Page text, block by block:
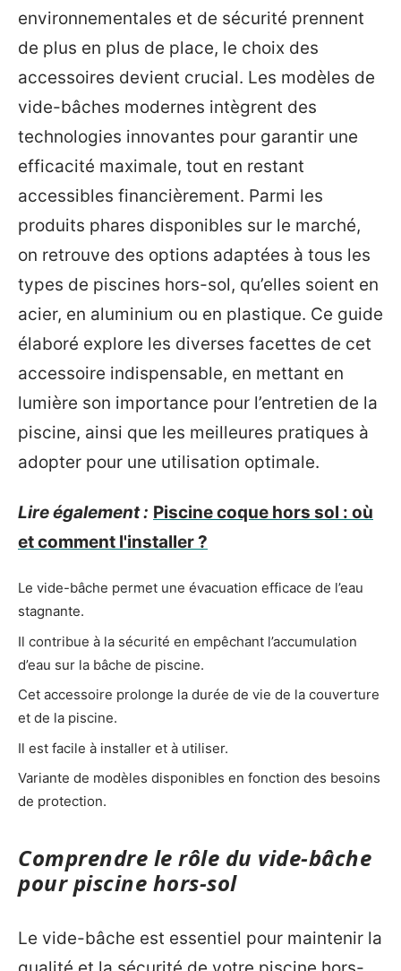
environnementales et de sécurité prennent
de plus en plus de place, le choix des
accessoires devient crucial. Les modèles de
vide-bâches modernes intègrent des
technologies innovantes pour garantir une
efficacité maximale, tout en restant
accessibles financièrement. Parmi les
produits phares disponibles sur le marché,
on retrouve des options adaptées à tous les
types de piscines hors-sol, qu’elles soient en
acier, en aluminium ou en plastique. Ce guide
élaboré explore les diverses facettes de cet
accessoire indispensable, en mettant en
lumière son importance pour l’entretien de la
piscine, ainsi que les meilleures pratiques à
adopter pour une utilisation optimale.
Lire également : Piscine coque hors sol : où
et comment l'installer ?
Le vide-bâche permet une évacuation efficace de l’eau
stagnante.
Il contribue à la sécurité en empêchant l’accumulation
d’eau sur la bâche de piscine.
Cet accessoire prolonge la durée de vie de la couverture
et de la piscine.
Il est facile à installer et à utiliser.
Variante de modèles disponibles en fonction des besoins
de protection.
Comprendre le rôle du vide-bâche
pour piscine hors-sol
Le vide-bâche est essentiel pour maintenir la